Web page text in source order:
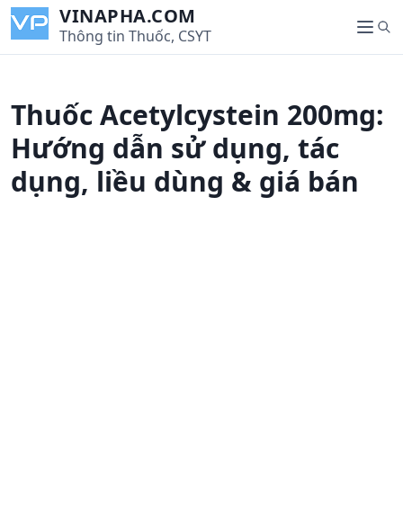
i
VINAPHA.COM
Thông tin Thuốc, CSYT
M
e
S
e
c
Thuốc Acetylcystein 200mg:
Hướng dẫn sử dụng, tác
dụng, liều dùng & giá bán